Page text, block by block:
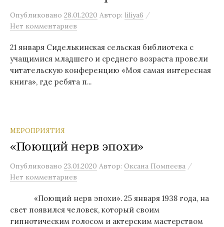
Опубликовано 28.01.2020 Автор: liliya6 /
Нет комментариев
21 января Сиделькинская сельская библиотека с
учащимися младшего и среднего возраста провели
читательскую конференцию «Моя самая интересная
книга», где ребята п...
МЕРОПРИЯТИЯ
«Поющий нерв эпохи»
Опубликовано 23.01.2020 Автор: Оксана Помпеева /
Нет комментариев
«Поющий нерв эпохи». 25 января 1938 года, на
свет появился человек, который своим
гипнотическим голосом и актерским мастерством